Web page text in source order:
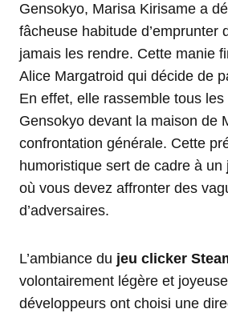
Gensokyo, Marisa Kirisame a
fâcheuse habitude d’emprunter
jamais les rendre. Cette manie
Alice Margatroid qui décide de
En effet, elle rassemble tous
Gensokyo devant la maison de
confrontation générale. Cette
humoristique sert de cadre à un
où vous devez affronter des
d’adversaires.
L’ambiance du jeu clicker
volontairement légère et
développeurs ont choisi une